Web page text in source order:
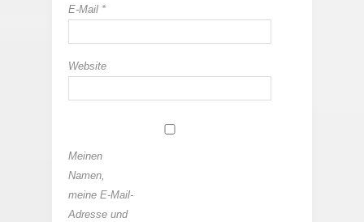
E-Mail *
Website
Meinen
Namen,
meine E-Mail-
Adresse und